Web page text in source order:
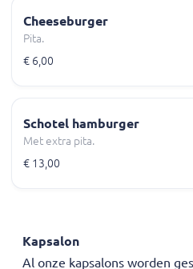
Cheeseburger
Pita.
€ 6,00
Schotel hamburger
Met extra pita.
€ 13,00
Kapsalon
Al onze kapsalons worden